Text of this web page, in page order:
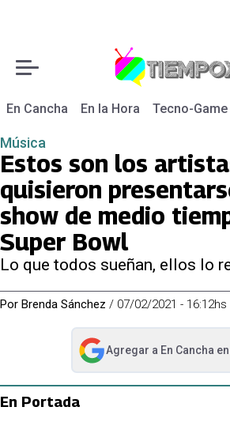
En Cancha En la Hora Tecno-Game
Música
Estos son los
quisieron
show de medio
Super Bowl
Lo que todos sueñan, ellos lo
Por Brenda Sánchez / 07/02/2021 - 16:12hs
Agregar a En Cancha
abre en nueva pestaña
En Portada